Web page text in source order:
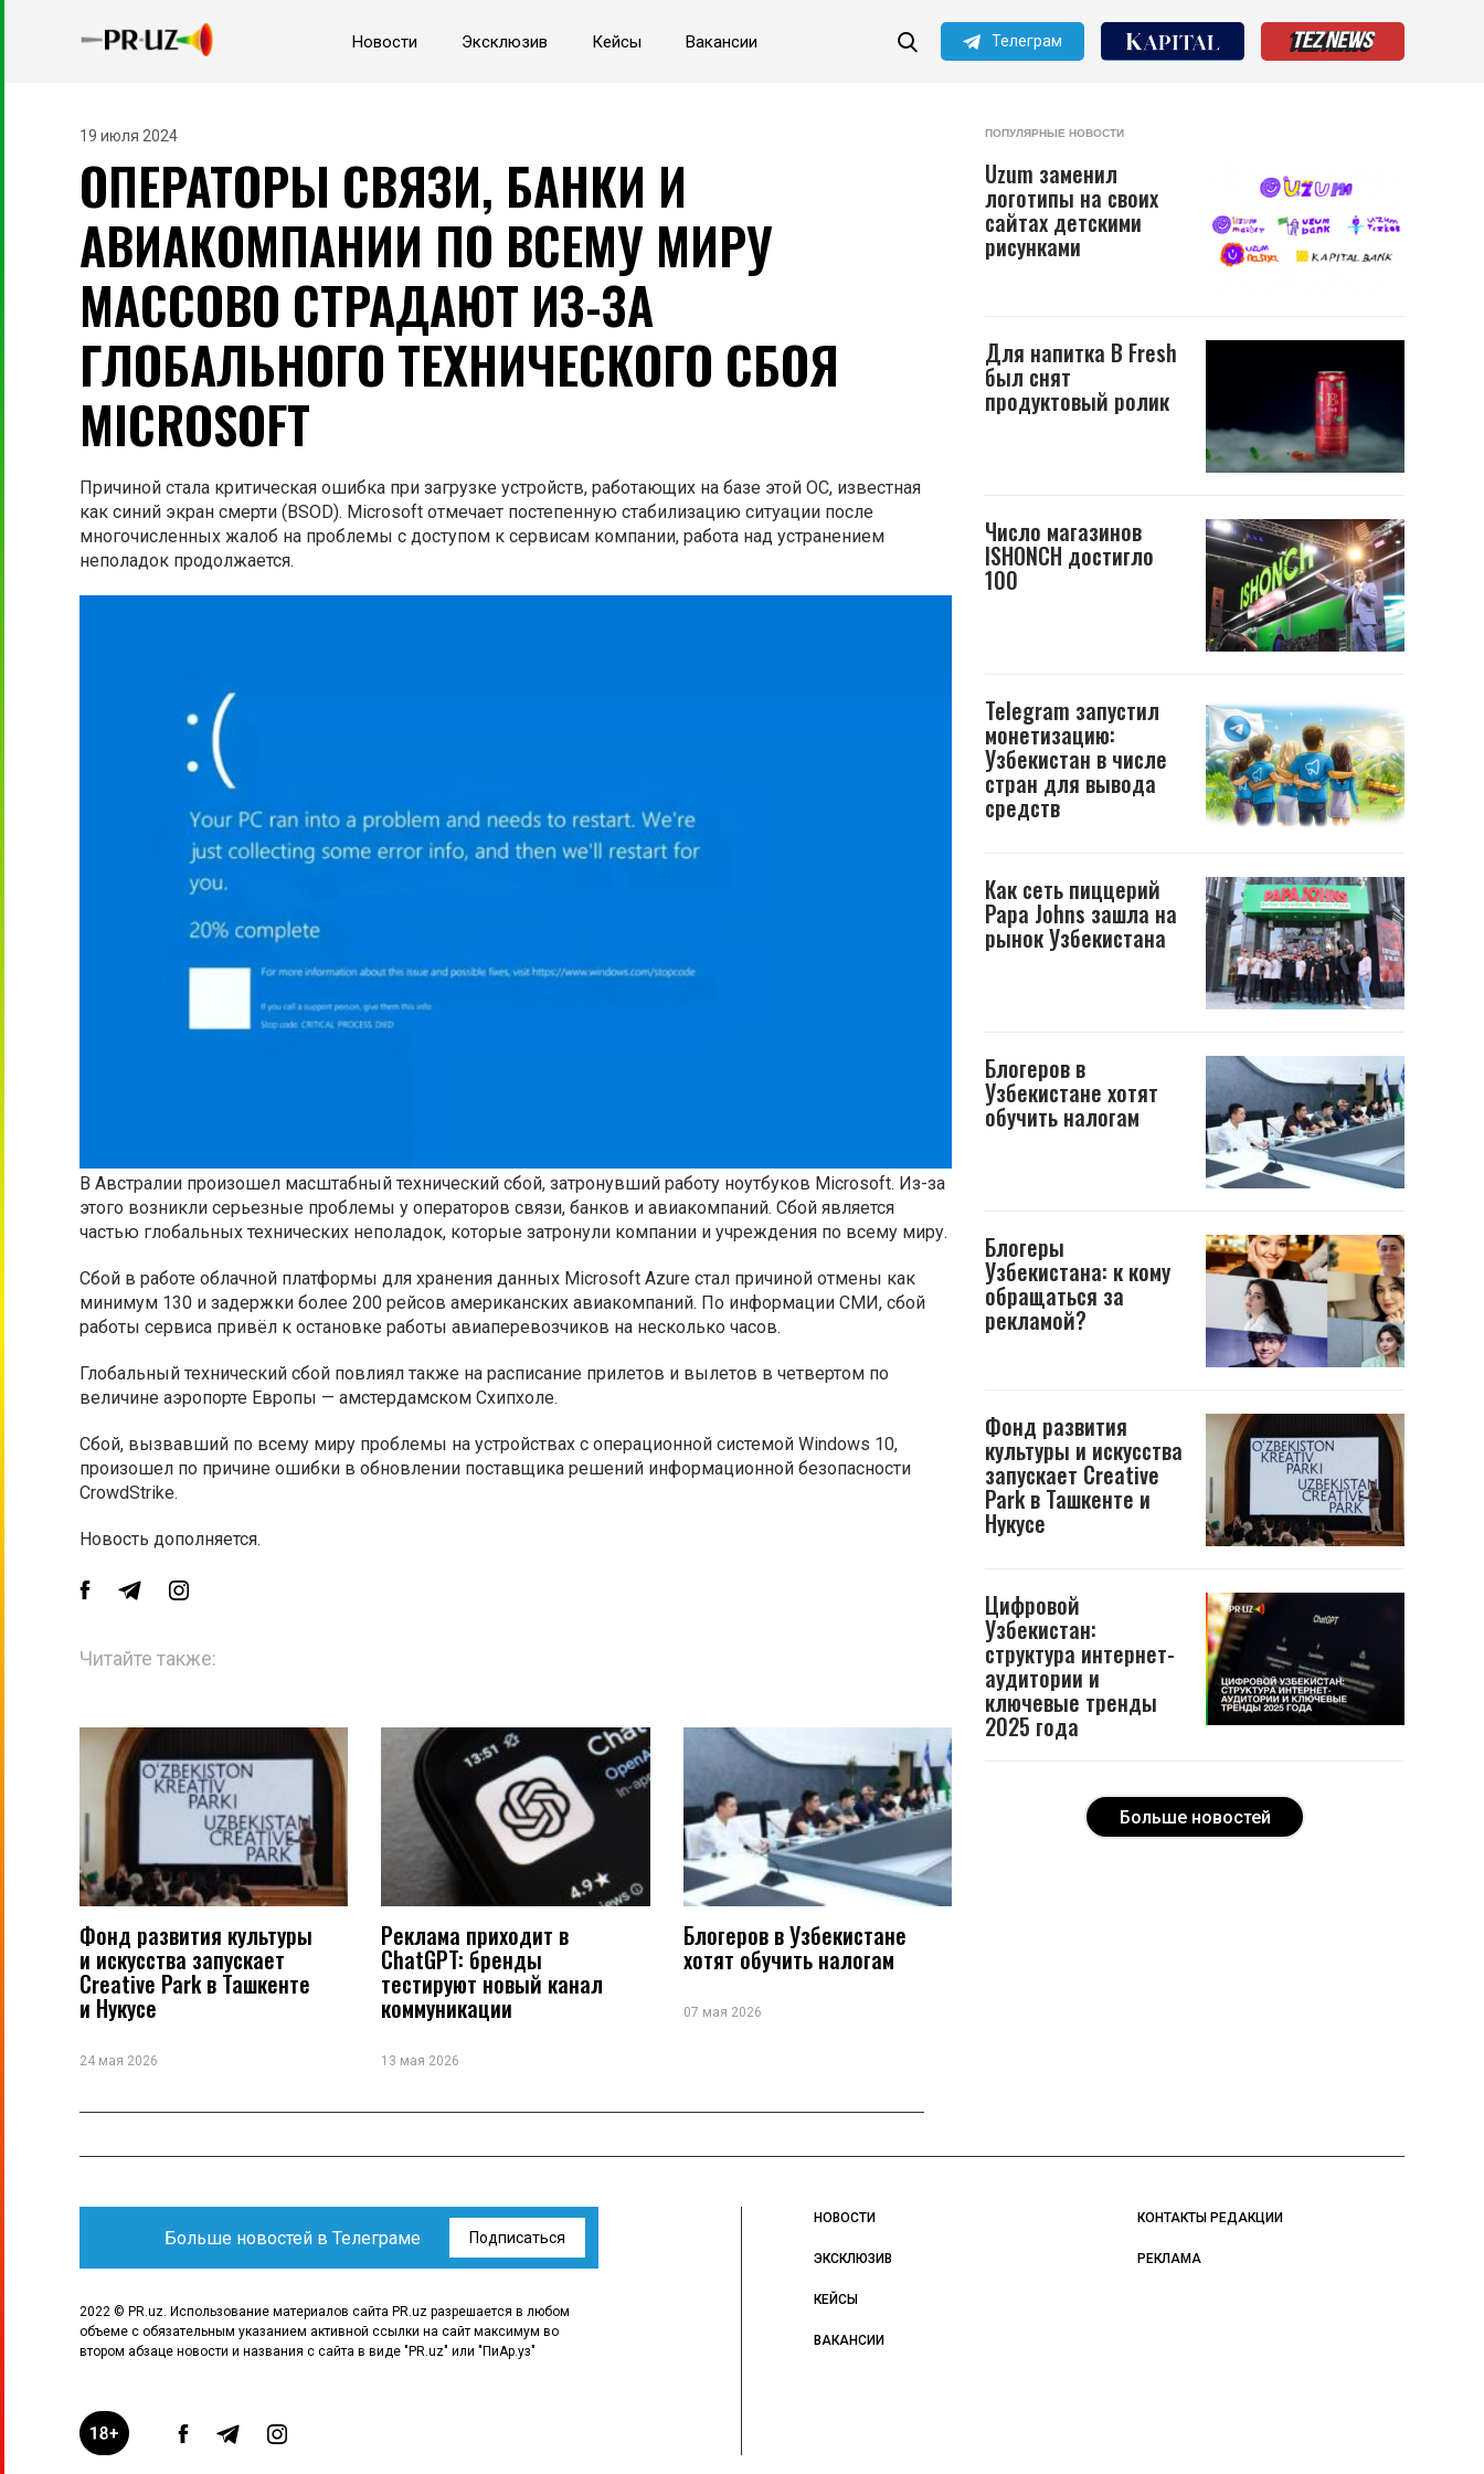
Новости Эксклюзив Кейсы Вакансии Телеграм
19 июля 2024
ОПЕРАТОРЫ СВЯЗИ, БАНКИ И
АВИАКОМПАНИИ ПО ВСЕМУ МИРУ
МАССОВО СТРАДАЮТ ИЗ-ЗА
ГЛОБАЛЬНОГО ТЕХНИЧЕСКОГО СБОЯ
MICROSOFT
Причиной стала критическая ошибка при загрузке устройств, работающих на базе этой ОС, известная
как синий экран смерти (BSOD). Microsoft отмечает постепенную стабилизацию ситуации после
многочисленных жалоб на проблемы с доступом к сервисам компании, работа над устранением
неполадок продолжается.
В Австралии произошел масштабный технический сбой, затронувший работу ноутбуков Microsoft. Из-за
этого возникли серьезные проблемы у операторов связи, банков и авиакомпаний. Сбой является
частью глобальных технических неполадок, которые затронули компании и учреждения по всему миру.
Сбой в работе облачной платформы для хранения данных Microsoft Azure стал причиной отмены как
минимум 130 и задержки более 200 рейсов американских авиакомпаний. По информации СМИ, сбой
работы сервиса привёл к остановке работы авиаперевозчиков на несколько часов.
Глобальный технический сбой повлиял также на расписание прилетов и вылетов в четвертом по
величине аэропорте Европы — амстердамском Схипхоле.
Сбой, вызвавший по всему миру проблемы на устройствах с операционной системой Windows 10,
произошел по причине ошибки в обновлении поставщика решений информационной безопасности
CrowdStrike.
Новость дополняется.
Читайте также:
Фонд развития культуры
и искусства запускает
Creative Park в Ташкенте
и Нукусе
24 мая 2026
Реклама приходит в
ChatGPT: бренды
тестируют новый канал
коммуникации
13 мая 2026
Блогеров в Узбекистане
хотят обучить налогам
07 мая 2026
ПОПУЛЯРНЫЕ НОВОСТИ
Uzum заменил
логотипы на своих
сайтах детскими
рисунками
Для напитка B Fresh
был снят
продуктовый ролик
Число магазинов
ISHONCH достигло
100
Telegram запустил
монетизацию:
Узбекистан в числе
стран для вывода
средств
Как сеть пиццерий
Papa Johns зашла на
рынок Узбекистана
Блогеров в
Узбекистане хотят
обучить налогам
Блогеры
Узбекистана: к кому
обращаться за
рекламой?
Фонд развития
культуры и искусства
запускает Creative
Park в Ташкенте и
Нукусе
Цифровой
Узбекистан:
структура интернет-
аудитории и
ключевые тренды
2025 года
Больше новостей
Больше новостей в Телеграме Подписаться
2022 © PR.uz. Использование материалов сайта PR.uz разрешается в любом
объеме с обязательным указанием активной ссылки на сайт максимум во
втором абзаце новости и названия с сайта в виде "PR.uz" или "ПиАр.уз"
НОВОСТИ
ЭКСКЛЮЗИВ
КЕЙСЫ
ВАКАНСИИ
КОНТАКТЫ РЕДАКЦИИ
РЕКЛАМА